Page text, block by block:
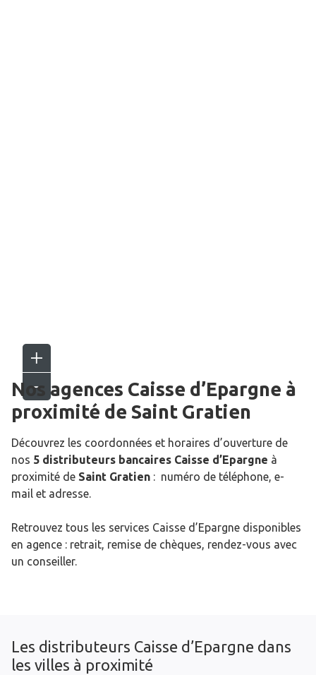
Nos agences Caisse d’Epargne à
proximité de Saint Gratien
Découvrez les coordonnées et horaires d’ouverture de
nos 5 distributeurs bancaires Caisse d’Epargne à
proximité de Saint Gratien : numéro de téléphone, e-
mail et adresse.
Retrouvez tous les services Caisse d’Epargne disponibles
en agence : retrait, remise de chèques, rendez-vous avec
un conseiller.
Les distributeurs Caisse d’Epargne dans
les villes à proximité